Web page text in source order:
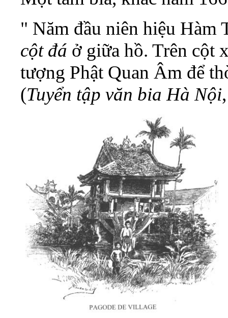
" Năm đầu niên hiệu
cột đá ở giữa hồ. Trên cột
tượng Phật Quan Âm để
(Tuyển tập văn bia Hà Nội